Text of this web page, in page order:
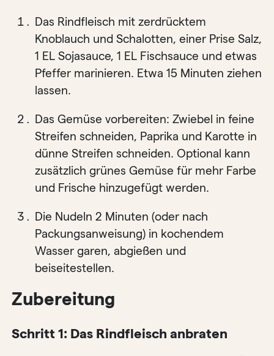
Das Rindfleisch mit zerdrücktem
Knoblauch und Schalotten, einer Prise Salz,
1 EL Sojasauce, 1 EL Fischsauce und etwas
Pfeffer marinieren. Etwa 15 Minuten ziehen
lassen.
Das Gemüse vorbereiten: Zwiebel in feine
Streifen schneiden, Paprika und Karotte in
dünne Streifen schneiden. Optional kann
zusätzlich grünes Gemüse für mehr Farbe
und Frische hinzugefügt werden.
Die Nudeln 2 Minuten (oder nach
Packungsanweisung) in kochendem
Wasser garen, abgießen und
beiseitestellen.
Zubereitung
Schritt 1: Das Rindfleisch anbraten